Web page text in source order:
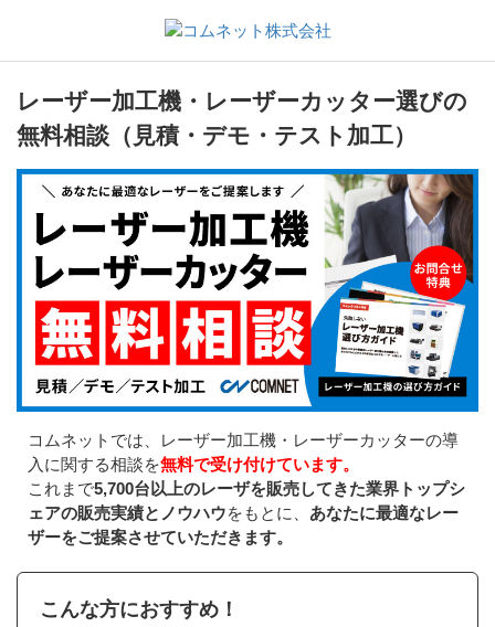
レーザー加工機・レーザーカッター選びの
無料相談（見積・デモ・テスト加工）
コムネットでは、レーザー加工機・レーザーカッターの導
入に関する相談を無料で受け付けています。
これまで5,700台以上のレーザを販売してきた業界トップシ
ェアの販売実績とノウハウをもとに、 あなたに最適なレー
ザーをご提案させていただきます。
こんな方におすすめ！